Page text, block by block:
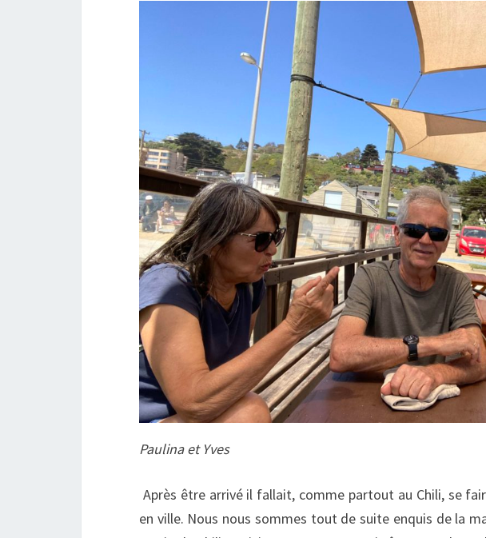
Paulina et Yves
Après être arrivé il fallait, comme partout au Chili, se
en ville. Nous nous sommes tout de suite enquis de la